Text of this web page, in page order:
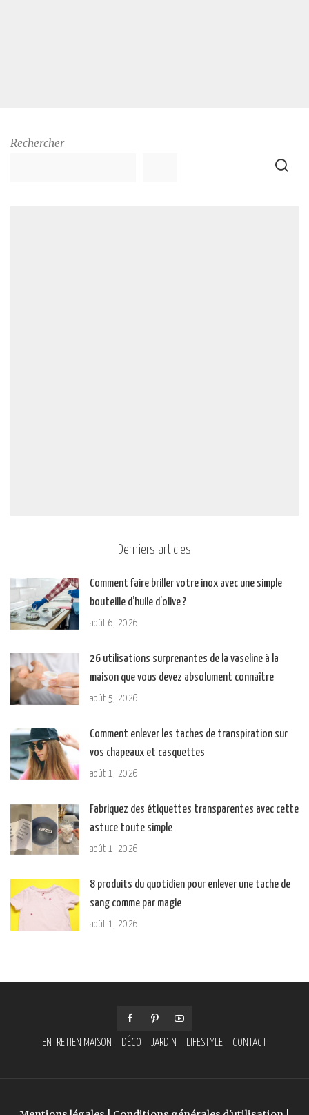
Rechercher
Derniers articles
Comment faire briller votre inox avec une simple
bouteille d’huile d’olive ?
août 6, 2026
26 utilisations surprenantes de la vaseline à la
maison que vous devez absolument connaître
août 5, 2026
Comment enlever les taches de transpiration sur
vos chapeaux et casquettes
août 1, 2026
Fabriquez des étiquettes transparentes avec cette
astuce toute simple
août 1, 2026
8 produits du quotidien pour enlever une tache de
sang comme par magie
août 1, 2026
ENTRETIEN MAISON DÉCO JARDIN LIFESTYLE CONTACT